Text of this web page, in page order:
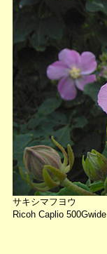
サキシマフヨウ
Ricoh Caplio 500Gwide